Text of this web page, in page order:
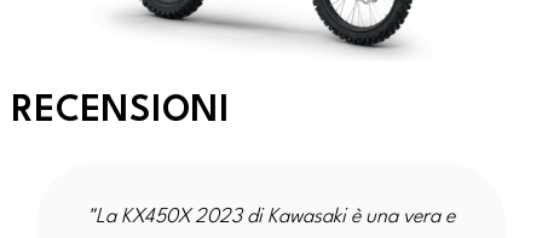
RECENSIONI
"La KX450X 2023 di Kawasaki è una vera e